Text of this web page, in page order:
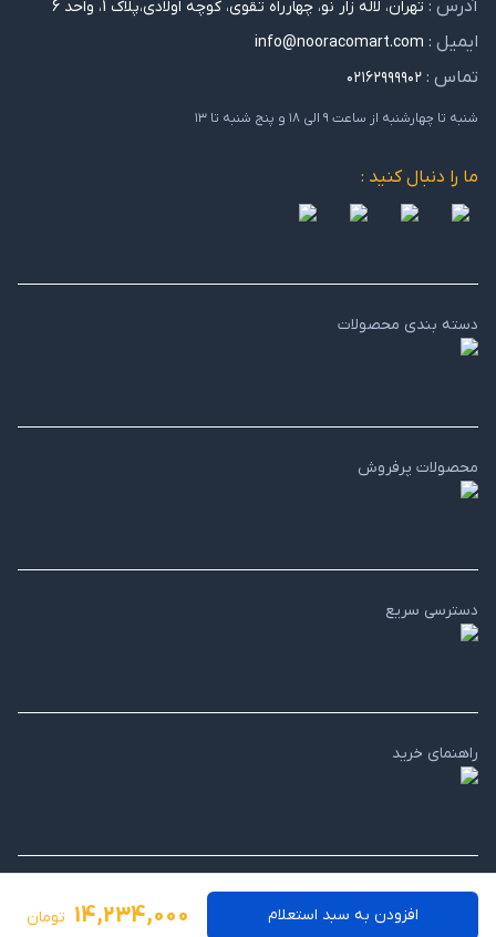
14,234,000 تومان افزودن به سبد استعلام
آدرس : تهران، لاله زار نو، چهارراه تقوی، کوچه اولادی،پلاک 1، واحد 6
ایمیل : info@nooracomart.com
تماس : ۰۲۱۶۲۹۹۹۹۰۲
شنبه تا چهارشنبه از ساعت ۹ الی ۱۸ و پنج شنبه تا ۱۳
ما را دنبال کنید :
دسته بندی محصولات
محصولات پرفروش
دسترسی سریع
راهنمای خرید